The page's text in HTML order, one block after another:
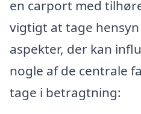
en carport med
vigtigt at tage
aspekter, der kan
nogle af de centrale
tage i betragtning: